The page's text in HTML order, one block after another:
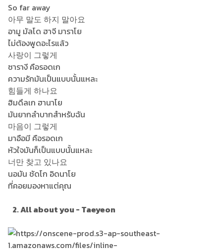
So far away
아무 말도 하지 말아요
อามู มัลโด ฮาจี มาราโย
ไม่ต้องพูดอะไรแล้ว
사랑이 그렇게
ซารางี คือรอดเก
ความรักมันเป็นแบบนั้นแหละ
힘들게 하나요
ฮิมดึลเก ฮานาโย
มันยากลำบากสำหรับฉัน
마음이 그렇게
มาอือมี คือรอดเก
หัวใจมันก็เป็นแบบนั้นแหละ
너만 찾고 있나요
นอมัน ชัดโก อิดนาโย
ที่คอยมองหาแต่คุณ
2. All about you - Taeyeon